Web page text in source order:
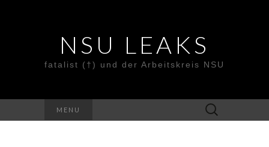
NSU LEAKS
fatalist (†) und der Arbeitskreis NSU
MENU
Suche
nach: